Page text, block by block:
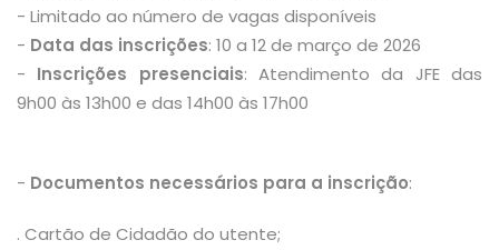
- Limitado ao número de vagas disponíveis
- Data das inscrições: 10 a 12 de março de 2026
- Inscrições presenciais: Atendimento da JFE das
9h00 às 13h00 e das 14h00 às 17h00
- Documentos necessários para a inscrição:
. Cartão de Cidadão do utente;